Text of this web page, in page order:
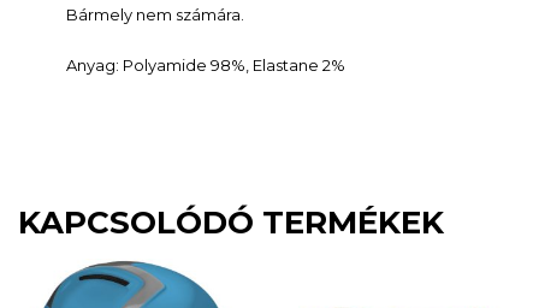
Bármely nem számára.
Anyag: Polyamide 98%, Elastane 2%
KAPCSOLÓDÓ TERMÉKEK